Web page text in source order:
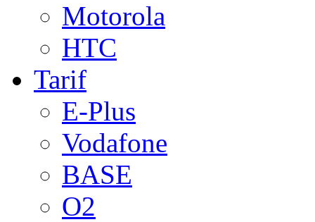
Motorola
HTC
Tarif
E-Plus
Vodafone
BASE
O2